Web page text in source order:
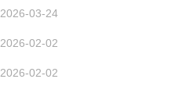
2026-03-24
2026-02-02
2026-02-02